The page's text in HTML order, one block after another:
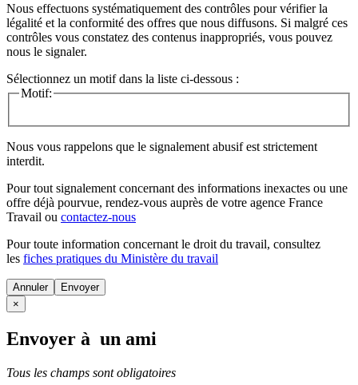
Nous effectuons systématiquement des contrôles pour vérifier la
légalité et la conformité des offres que nous diffusons. Si malgré ces
contrôles vous constatez des contenus inappropriés, vous pouvez
nous le signaler.
Sélectionnez un motif dans la liste ci-dessous :
Motif:
Nous vous rappelons que le signalement abusif est strictement
interdit.
Pour tout signalement concernant des informations inexactes ou une
offre déjà pourvue, rendez-vous auprès de votre agence France
Travail ou contactez-nous
Pour toute information concernant le droit du travail, consultez
les fiches pratiques du Ministère du travail
Annuler
×
Envoyer à un ami
Tous les champs sont obligatoires